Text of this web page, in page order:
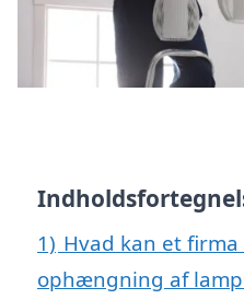
1) Hvad kan et
ophængning af